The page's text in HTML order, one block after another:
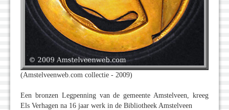
(Amstelveenweb.com collectie - 2009)
Een bronzen Legpenning van de gemeente Amstelveen, kreeg
Els Verhagen na 16 jaar werk in de Bibliotheek Amstelveen